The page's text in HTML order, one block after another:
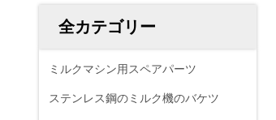
全カテゴリー
ミルクマシン用スペアパーツ
ステンレス鋼のミルク機のバケツ